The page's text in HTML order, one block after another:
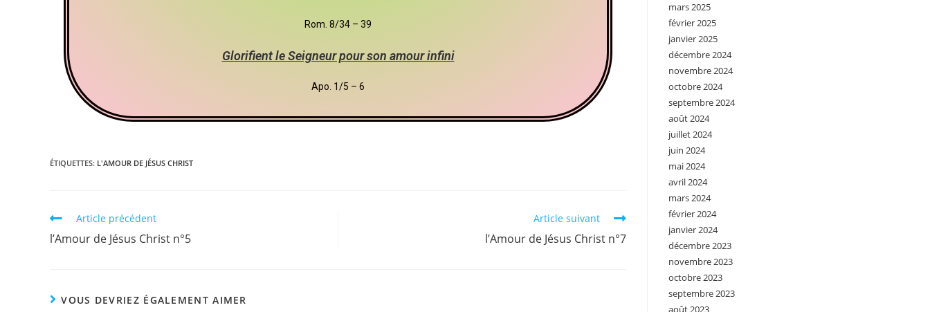
Rom. 8/34 – 39
Glorifient le Seigneur pour son amour infini
Apo. 1/5 – 6
ÉTIQUETTES: L'AMOUR DE JÉSUS CHRIST
Article précédent
l’Amour de Jésus Christ n°5
Article suivant
l’Amour de Jésus Christ n°7
VOUS DEVRIEZ ÉGALEMENT AIMER
mars 2025
février 2025
janvier 2025
décembre 2024
novembre 2024
octobre 2024
septembre 2024
août 2024
juillet 2024
juin 2024
mai 2024
avril 2024
mars 2024
février 2024
janvier 2024
décembre 2023
novembre 2023
octobre 2023
septembre 2023
août 2023